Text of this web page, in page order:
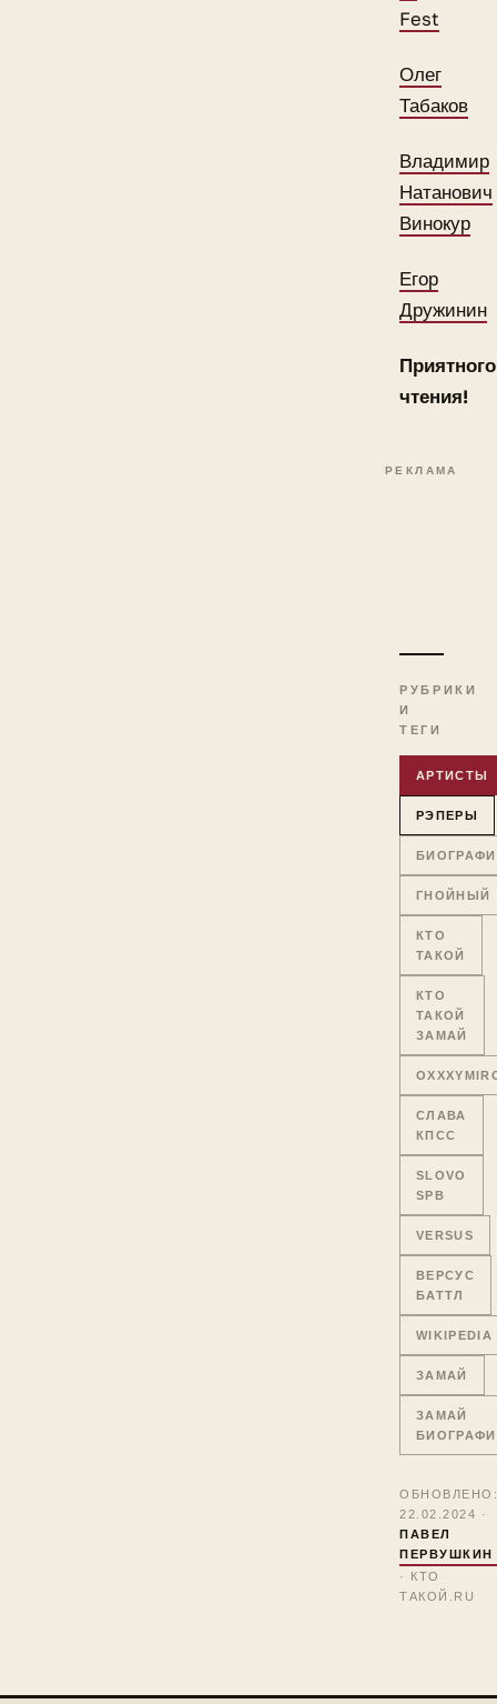
Fest
Олег
Табаков
Владимир
Натанович
Винокур
Егор
Дружинин
Приятного
чтения!
РЕКЛАМА
РУБРИКИ
И
ТЕГИ
АРТИСТЫ
РЭПЕРЫ
ГНОЙНЫЙ
КТО
ТАКОЙ
КТО
ТАКОЙ
ЗАМАЙ
СЛАВА
КПСС
SLOVO
SPB
VERSUS
ВЕРСУС
БАТТЛ
WIKIPEDIA
ЗАМАЙ
ЗАМАЙ
22.02.2024 ·
ПАВЕЛ
ПЕРВУШКИН
· КТО
ТАКОЙ.RU